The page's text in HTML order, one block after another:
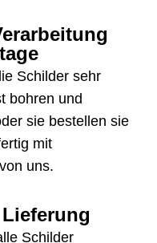
Schilder sehr
bohren und
sie bestellen sie
mit
uns.
Schilder